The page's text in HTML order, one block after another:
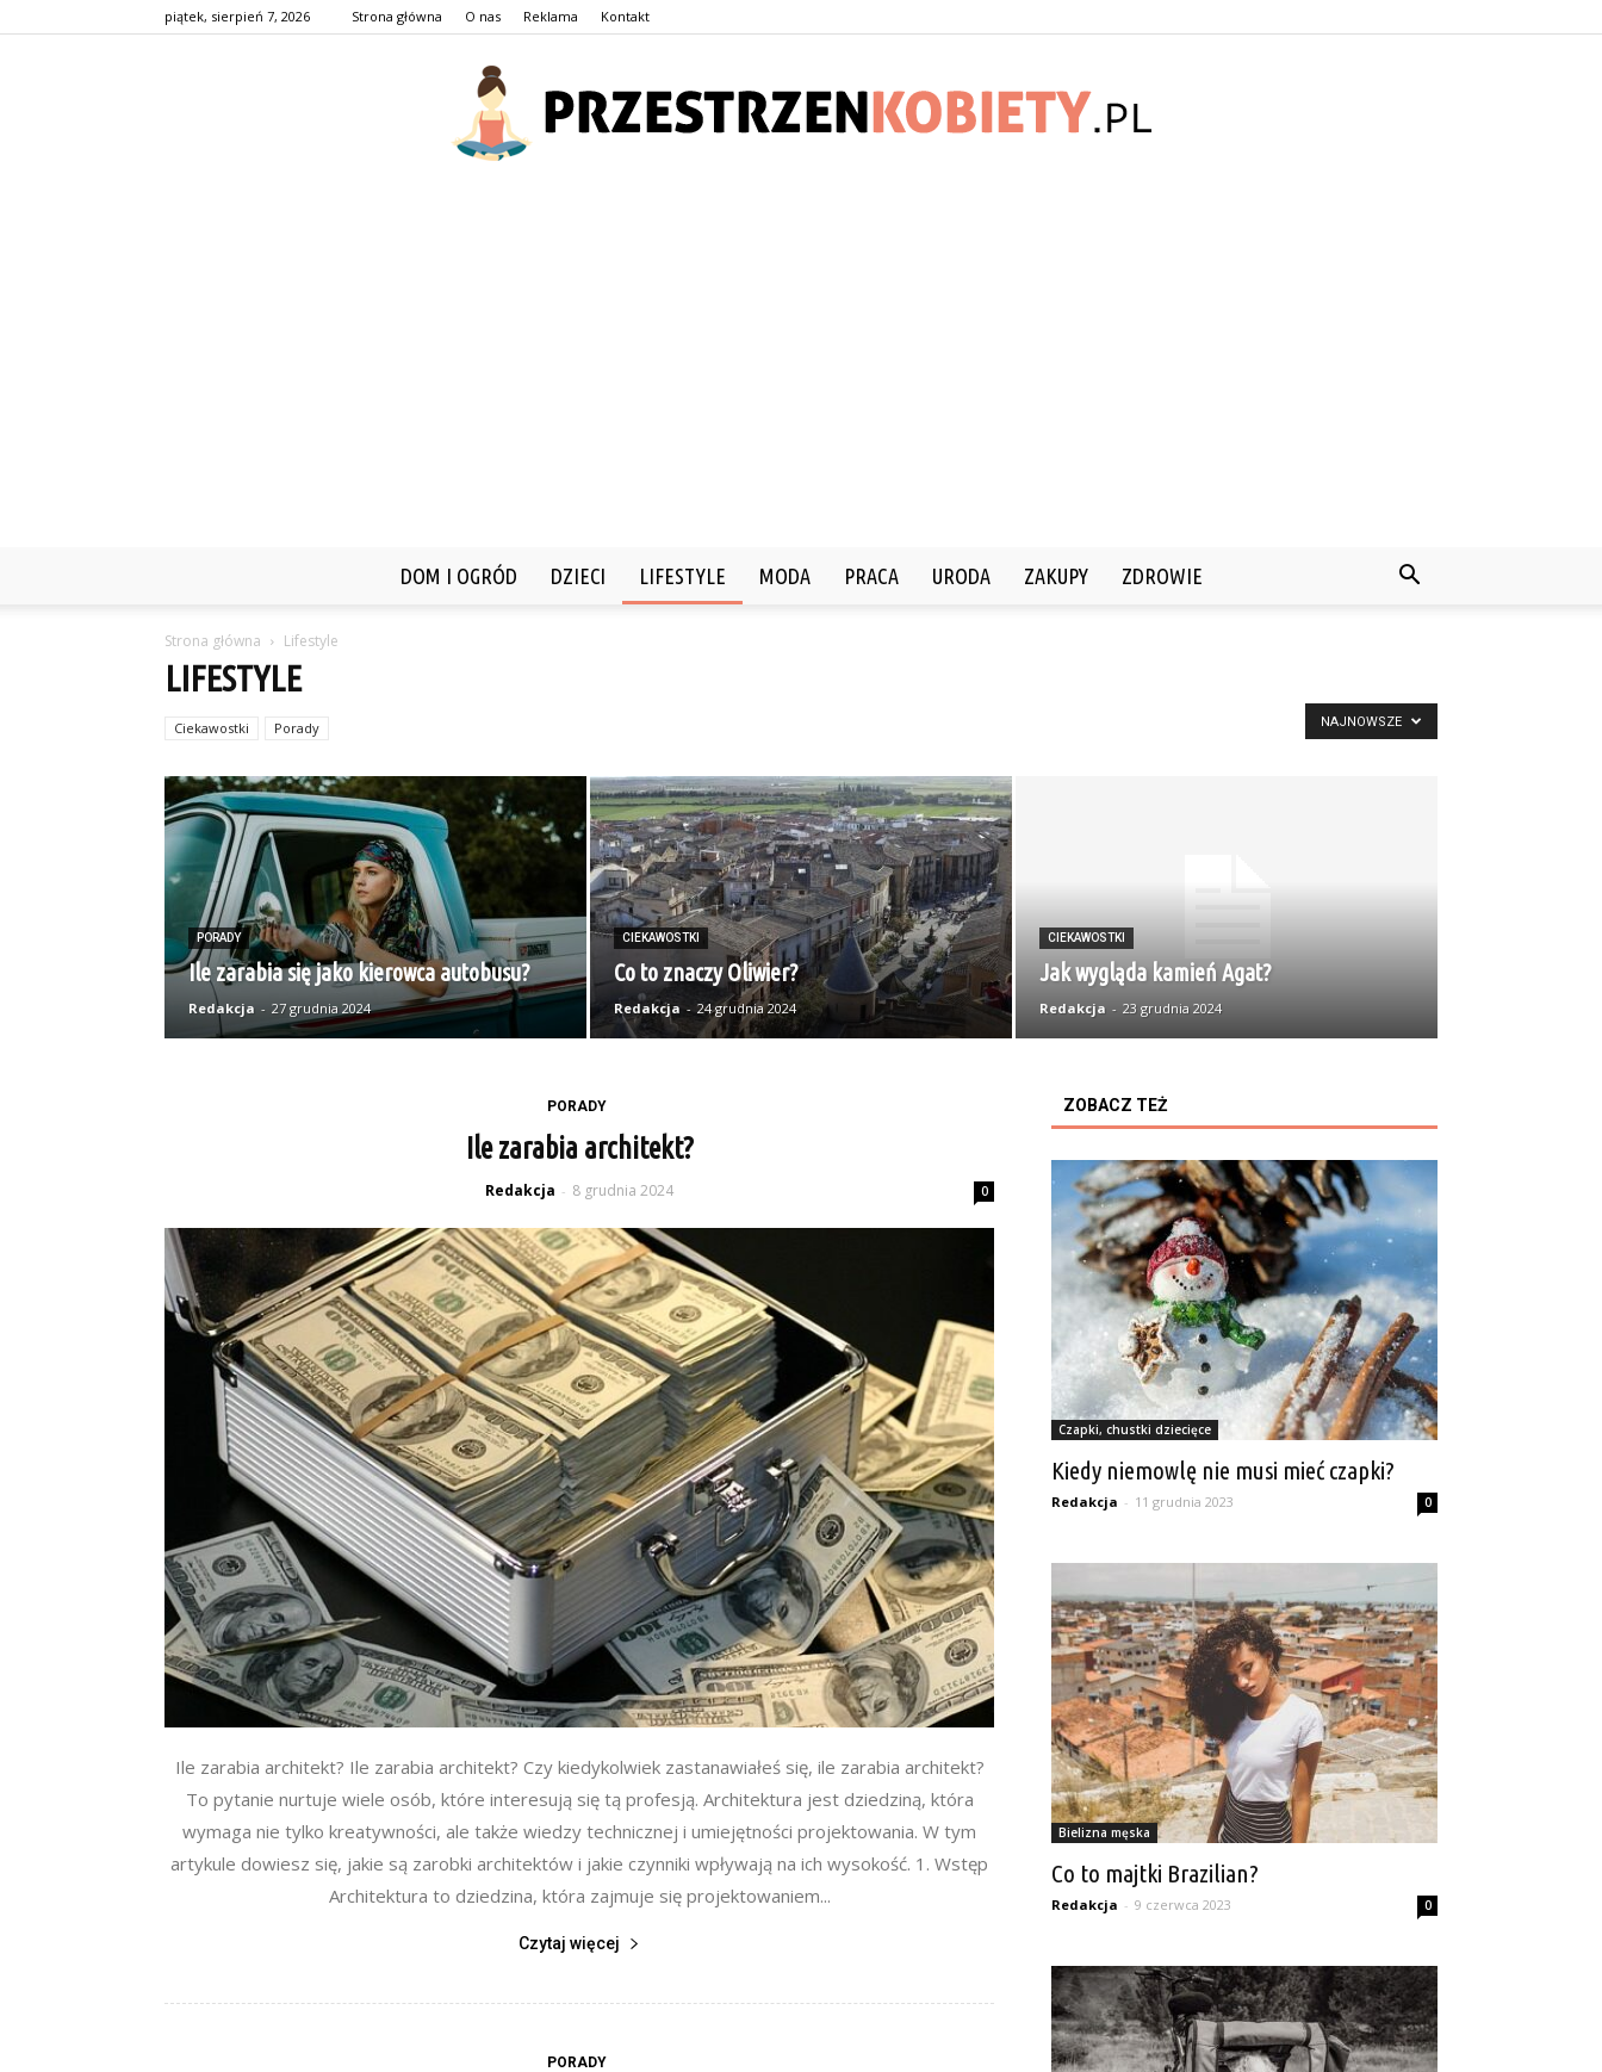
piątek, sierpień 7, 2026 Strona główna O nas Reklama Kontakt
DOM I OGRÓD DZIECI LIFESTYLE MODA PRACA URODA ZAKUPY ZDROWIE
Strona główna Lifestyle
LIFESTYLE
Ciekawostki Porady NAJNOWSZE
PORADY
Ile zarabia się jako kierowca autobusu?
Redakcja - 27 grudnia 2024
CIEKAWOSTKI
Co to znaczy Oliwier?
Redakcja - 24 grudnia 2024
CIEKAWOSTKI
Jak wygląda kamień Agat?
Redakcja - 23 grudnia 2024
PORADY
Ile zarabia architekt?
Redakcja - 8 grudnia 2024 0
Ile zarabia architekt? Ile zarabia architekt? Czy kiedykolwiek zastanawiałeś się, ile zarabia architekt?
To pytanie nurtuje wiele osób, które interesują się tą profesją. Architektura jest dziedziną, która
wymaga nie tylko kreatywności, ale także wiedzy technicznej i umiejętności projektowania. W tym
artykule dowiesz się, jakie są zarobki architektów i jakie czynniki wpływają na ich wysokość. 1. Wstęp
Architektura to dziedzina, która zajmuje się projektowaniem...
Czytaj więcej
PORADY
ZOBACZ TEŻ
Czapki, chustki dziecięce
Kiedy niemowlę nie musi mieć czapki?
Redakcja - 11 grudnia 2023 0
Bielizna męska
Co to majtki Brazilian?
Redakcja - 9 czerwca 2023 0